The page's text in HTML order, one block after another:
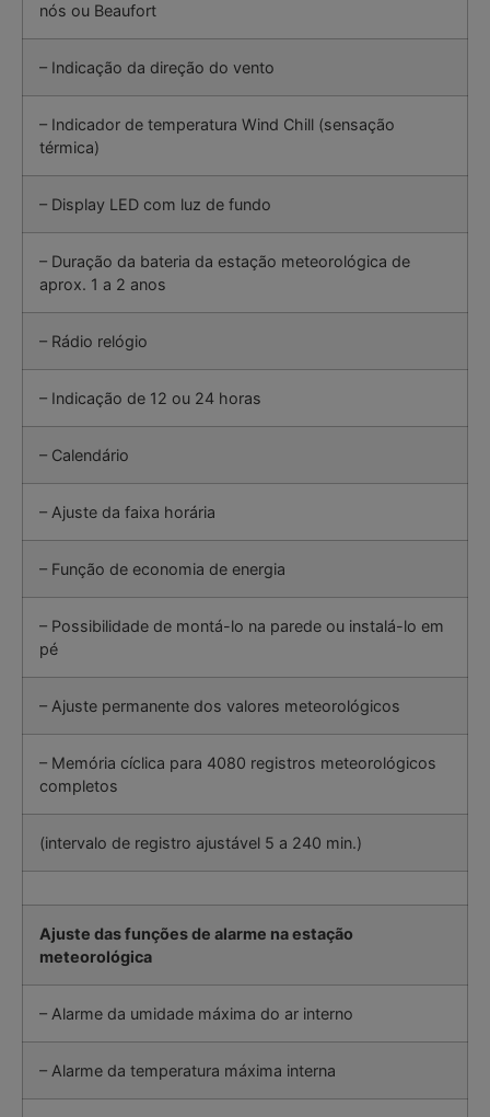
nós ou Beaufort
– Indicação da direção do vento
– Indicador de temperatura Wind Chill (sensação
térmica)
– Display LED com luz de fundo
– Duração da bateria da estação meteorológica de
aprox. 1 a 2 anos
– Rádio relógio
– Indicação de 12 ou 24 horas
– Calendário
– Ajuste da faixa horária
– Função de economia de energia
– Possibilidade de montá-lo na parede ou instalá-lo em
pé
– Ajuste permanente dos valores meteorológicos
– Memória cíclica para 4080 registros meteorológicos
completos
(intervalo de registro ajustável 5 a 240 min.)
Ajuste das funções de alarme na estação
meteorológica
– Alarme da umidade máxima do ar interno
– Alarme da temperatura máxima interna